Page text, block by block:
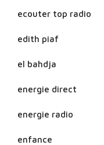
ecouter top radio
edith piaf
el bahdja
energie direct
energie radio
enfance